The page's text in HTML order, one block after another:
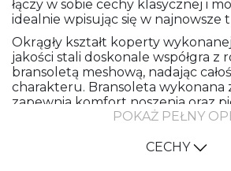
łączy w sobie cechy klasycznej i
idealnie wpisując się w najnowsze
Okrągły kształt koperty
jakości stali doskonale współgra z
bransoletą meshową, nadając
charakteru. Bransoleta wykonana
zapewnia komfort noszenia oraz
się na kobiecym nadgarstku.
Koperta zegarka w kolorze
eleganckie tło dla subtelnego
POKAŻ PEŁNY
CECHY